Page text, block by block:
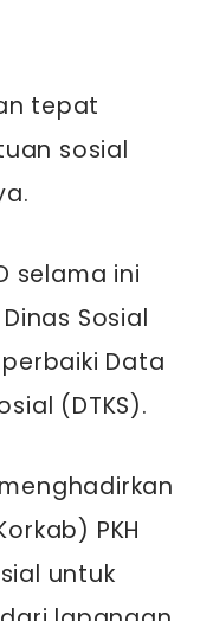
tepat
sosial
selama ini
Sosial
Data
(DTKS).
PKH
untuk